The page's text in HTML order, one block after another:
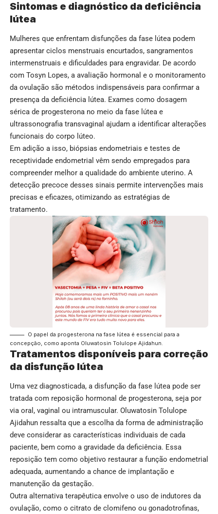
Sintomas e diagnóstico da deficiência
lútea
Mulheres que enfrentam disfunções da fase lútea podem
apresentar ciclos menstruais encurtados, sangramentos
intermenstruais e dificuldades para engravidar. De acordo
com Tosyn Lopes, a avaliação hormonal e o monitoramento
da ovulação são métodos indispensáveis para confirmar a
presença da deficiência lútea. Exames como dosagem
sérica de progesterona no meio da fase lútea e
ultrassonografia transvaginal ajudam a identificar alterações
funcionais do corpo lúteo.
Em adição a isso, biópsias endometriais e testes de
receptividade endometrial vêm sendo empregados para
compreender melhor a qualidade do ambiente uterino. A
detecção precoce desses sinais permite intervenções mais
precisas e eficazes, otimizando as estratégias de
tratamento.
O papel da progesterona na fase lútea é essencial para a
concepção, como aponta Oluwatosin Tolulope Ajidahun.
Tratamentos disponíveis para correção
da disfunção lútea
Uma vez diagnosticada, a disfunção da fase lútea pode ser
tratada com reposição hormonal de progesterona, seja por
via oral, vaginal ou intramuscular. Oluwatosin Tolulope
Ajidahun ressalta que a escolha da forma de administração
deve considerar as características individuais de cada
paciente, bem como a gravidade da deficiência. Essa
reposição tem como objetivo restaurar a função endometrial
adequada, aumentando a chance de implantação e
manutenção da gestação.
Outra alternativa terapêutica envolve o uso de indutores da
ovulação, como o citrato de clomifeno ou gonadotrofinas,